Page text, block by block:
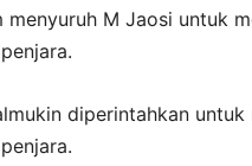
menyuruh M Jaosi untuk
diperintahkan